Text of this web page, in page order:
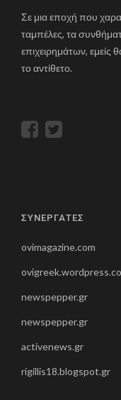
Σε μια εποχή που
ταμπέλες, τα
επιχειρημάτων,
το αντίθετο.
ΣΥΝΕΡΓΑΤΕΣ
ovimagazine.com
newspepper.gr
newspepper.gr
activenews.gr
rigillis18.blogspot.gr